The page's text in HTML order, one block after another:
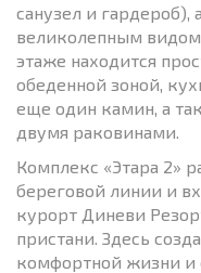
санузел и
великолепным
этаже находится
обеденной зоной,
еще один камин, а
двумя раковинами.
Комплекс «Этара 2»
береговой линии и
курорт Диневи
пристани. Здесь
комфортной жизни и